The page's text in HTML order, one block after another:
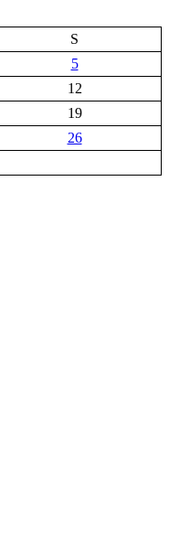
S
5
12
19
26